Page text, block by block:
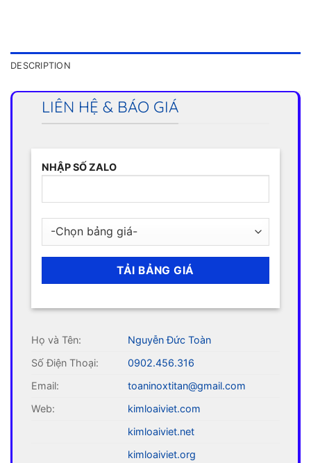
DESCRIPTION
LIÊN HỆ & BÁO GIÁ
NHẬP SỐ ZALO
Họ và Tên:
Nguyễn Đức Toàn
Số Điện Thoại:
0902.456.316
Email:
toaninoxtitan@gmail.com
Web:
kimloaiviet.com
kimloaiviet.net
kimloaiviet.org